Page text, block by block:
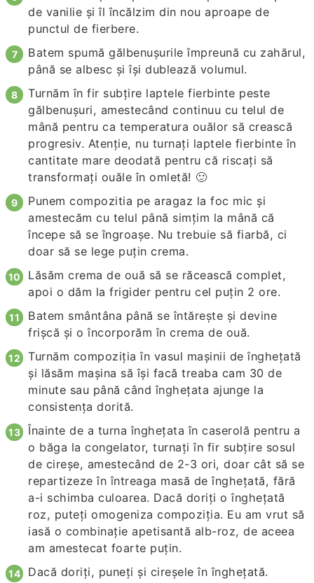
de vanilie şi îl încălzim din nou aproape de
punctul de fierbere.
Batem spumă gălbenuşurile împreună cu zahărul,
până se albesc şi îşi dublează volumul.
Turnăm în fir subţire laptele fierbinte peste
gălbenuşuri, amestecând continuu cu telul de
mână pentru ca temperatura ouălor să crească
progresiv. Atenţie, nu turnaţi laptele fierbinte în
cantitate mare deodată pentru că riscaţi să
transformaţi ouăle în omletă! 🙂
Punem compozitia pe aragaz la foc mic şi
amestecăm cu telul până simţim la mână că
începe să se îngroaşe. Nu trebuie să fiarbă, ci
doar să se lege puţin crema.
Lăsăm crema de ouă să se răcească complet,
apoi o dăm la frigider pentru cel puţin 2 ore.
Batem smântâna până se întăreşte şi devine
frişcă şi o încorporăm în crema de ouă.
Turnăm compoziţia în vasul maşinii de îngheţată
şi lăsăm maşina să îşi facă treaba cam 30 de
minute sau până când îngheţata ajunge la
consistenţa dorită.
Înainte de a turna îngheţata în caserolă pentru a
o băga la congelator, turnaţi în fir subţire sosul
de cireşe, amestecând de 2-3 ori, doar cât să se
repartizeze în întreaga masă de îngheţată, fără
a-i schimba culoarea. Dacă doriţi o îngheţată
roz, puteţi omogeniza compoziţia. Eu am vrut să
iasă o combinaţie apetisantă alb-roz, de aceea
am amestecat foarte puţin.
Dacă doriţi, puneţi şi cireşele în îngheţată.